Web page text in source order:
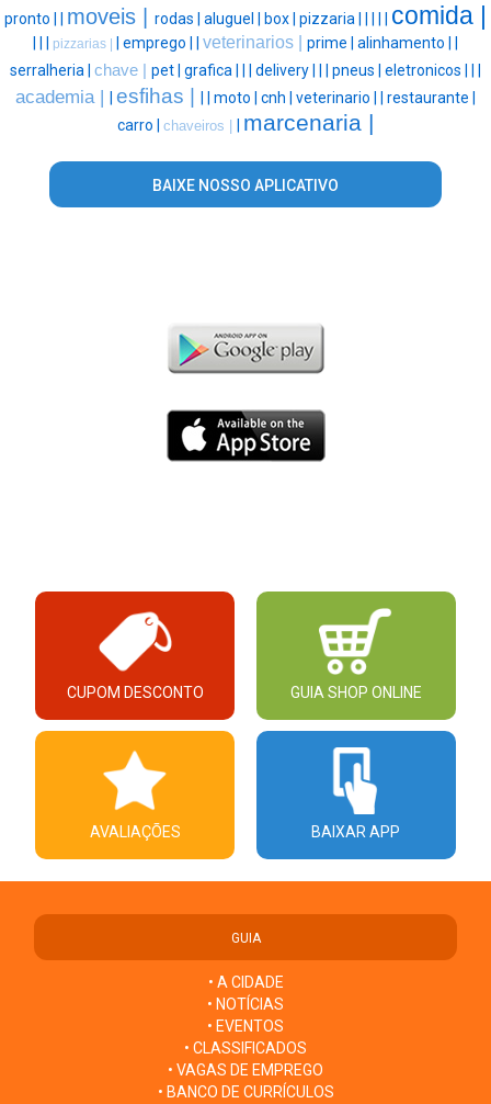
pronto | moveis | rodas | aluguel | box | pizzaria | comida |
pizzarias | emprego | veterinarios | prime | alinhamento |
serralheria | chave | pet | grafica | delivery | pneus | eletronicos |
academia | esfihas | moto | cnh | veterinario |
restaurante |
carro | chaveiros | marcenaria |
BAIXE NOSSO APLICATIVO
CUPOM DESCONTO GUIA SHOP ONLINE
AVALIAÇÕES BAIXAR APP
GUIA
• A CIDADE
• NOTÍCIAS
• EVENTOS
• CLASSIFICADOS
• VAGAS DE EMPREGO
• BANCO DE CURRÍCULOS